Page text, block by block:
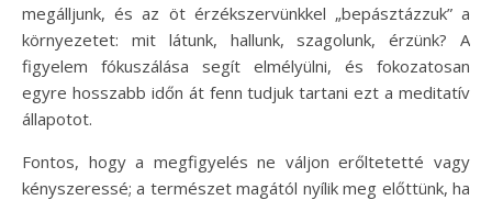
megálljunk, és az öt érzékszervünkkel „bepásztázzuk” a
környezetet: mit látunk, hallunk, szagolunk, érzünk? A
figyelem fókuszálása segít elmélyülni, és fokozatosan
egyre hosszabb időn át fenn tudjuk tartani ezt a meditatív
állapotot.
Fontos, hogy a megfigyelés ne váljon erőltetetté vagy
kényszeressé; a természet magától nyílik meg előttünk, ha